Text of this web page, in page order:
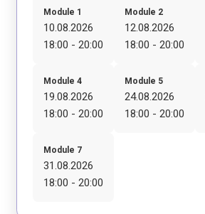
Module 1
10.08.2026
18:00 - 20:00
Module 2
12.08.2026
18:00 - 20:00
Module 4
19.08.2026
18:00 - 20:00
Module 5
24.08.2026
18:00 - 20:00
Module 7
31.08.2026
18:00 - 20:00